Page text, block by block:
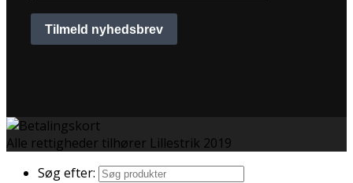
Alle rettigheder tilhører Lillestrik 2019
Søg efter: